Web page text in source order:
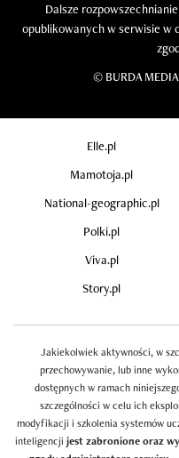
Dalsze
opublikowanych w serwisie w
© BURDA
Elle.pl
Mamotoja.pl
National-geographic.pl
Polki.pl
Viva.pl
Story.pl
Jakiekolwiek aktywności, w
przechowywanie, lub inne
dostępnych w ramach
szczególności w celu ich
modyfikacji i szkolenia systemów
inteligencji jest zabronione oraz